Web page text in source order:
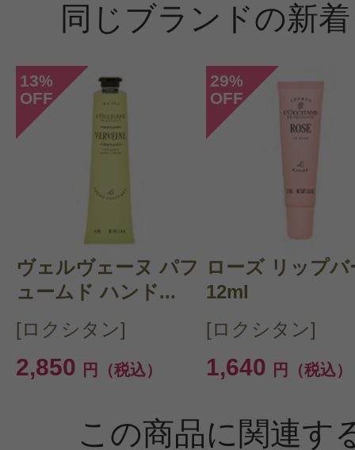
すべての1件のクチコミを見る
このコスメのレビューを書いて
クチコミを投稿する
CT会員様は、
マイページの「購
らクチコミ投稿すると1 商品に
同じブランドの新
13%
OFF
ヴェルヴェーヌ パフ
ュームド ハンド...
[ロクシタン]
2,850 円（税込）
29%
OFF
ローズ リップバ
12ml
[ロクシタン]
1,640 円（税込）
この商品に関連す